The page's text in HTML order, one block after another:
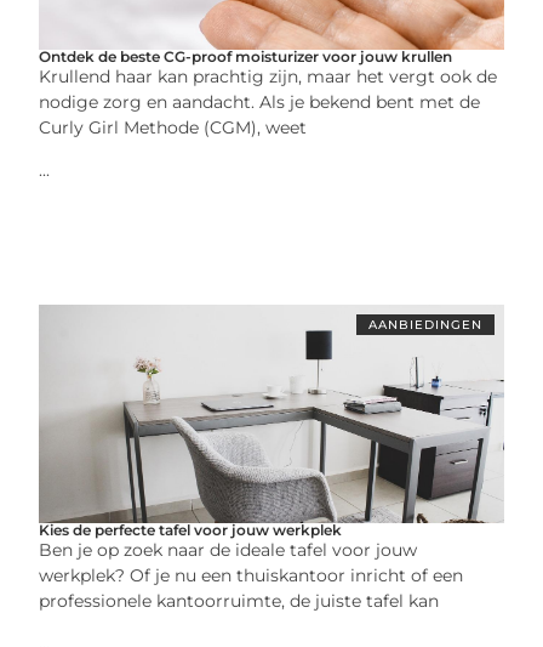
Ontdek de beste CG-proof moisturizer voor jouw krullen
Krullend haar kan prachtig zijn, maar het vergt ook de
nodige zorg en aandacht. Als je bekend bent met de
Curly Girl Methode (CGM), weet
...
AANBIEDINGEN
Kies de perfecte tafel voor jouw werkplek
Ben je op zoek naar de ideale tafel voor jouw
werkplek? Of je nu een thuiskantoor inricht of een
professionele kantoorruimte, de juiste tafel kan